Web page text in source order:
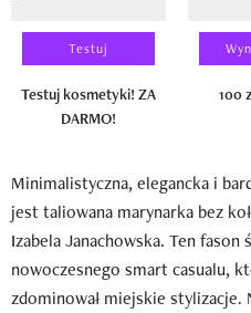
Testuj
Testuj kosmetyki! ZA
DARMO!
100
Minimalistyczna, elegancka i
jest taliowana marynarka bez
Izabela Janachowska. Ten
nowoczesnego smart casualu,
zdominował miejskie stylizacje.